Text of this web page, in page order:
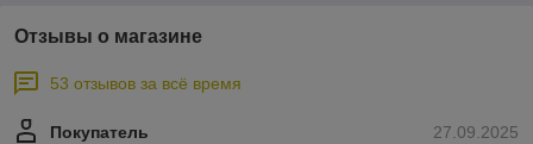
Отзывы о магазине
53 отзывов за всё время
27.09.2025
Покупатель